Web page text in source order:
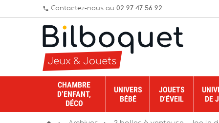
phone Contactez-nous au 02 97 47 56 92
CHAMBRE
D’ENFANT,
DÉCO
UNIVERS
BÉBÉ
JOUETS
D'ÉVEIL
DE